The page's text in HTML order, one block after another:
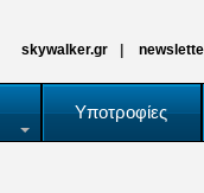
skywalker.gr
Υποτροφίες